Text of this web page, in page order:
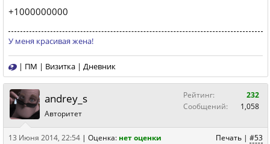
+1000000000
У меня красивая жена!
| ПМ | Визитка | Дневник
andrey_s
Авторитет
Рейтинг:
232
Сообщений:
1,058
Печать | #53
13 Июня 2014, 22:54 | Оценка: нет оценки